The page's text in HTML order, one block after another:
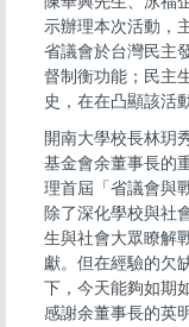
示辦理本次活動，
省議會於台灣民主
督制衡功能；民主
史，在在凸顯該活
開南大學校長林玥
基金會余董事長的
理首屆「省議會與
除了深化學校與社
生與社會大眾瞭解
獻。但在經驗的欠
下，今天能夠如期
感謝余董事長的英